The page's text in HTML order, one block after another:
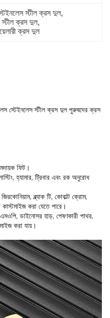
স্টীল ক্রস দুল,
স্টীল ক্রস দুল,
ক্রস দুল
স্টেইনলেস স্টীল ক্রস দুল পুরুষদের ক্রস
ফিট।
হ্যামার, ট্রিবার এবং রক অনুরোধ
ব্ল্যাক টি, কোবাল্ট ক্রোম,
করা যেতে পারে।
ডাইনোসর হাড়, পেষণকারী পাথর,
করা যায়।